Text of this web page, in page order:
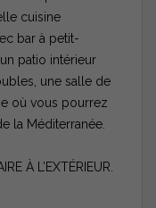
cuisine
bar à petit-
patio intérieur
une salle de
où vous pourrez
la Méditerranée.
À L’EXTÉRIEUR.